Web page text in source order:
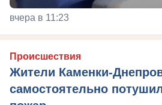
вчера в 11:23
Происшествия
Жители Каменки-
самостоятельно